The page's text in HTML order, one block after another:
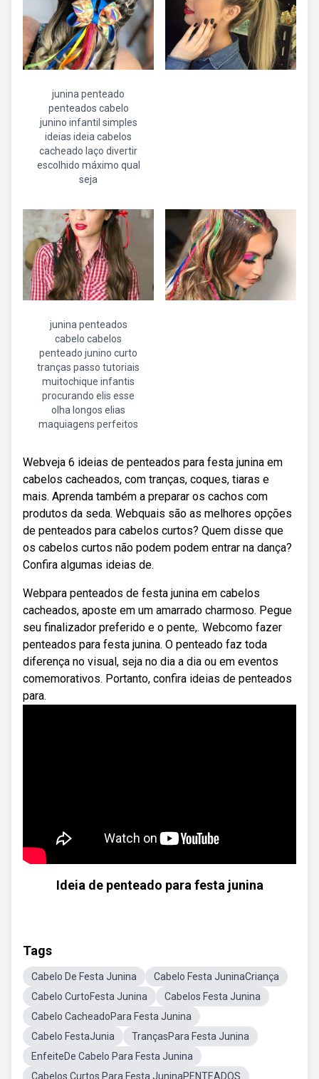
junina penteado
penteados cabelo
junino infantil simples
ideias ideia cabelos
cacheado laço divertir
escolhido máximo qual
seja
junina penteados
cabelo cabelos
penteado junino curto
tranças passo tutoriais
muitochique infantis
procurando elis esse
olha longos elias
maquiagens perfeitos
Webveja 6 ideias de penteados para festa junina em
cabelos cacheados, com tranças, coques, tiaras e
mais. Aprenda também a preparar os cachos com
produtos da seda. Webquais são as melhores opções
de penteados para cabelos curtos? Quem disse que
os cabelos curtos não podem podem entrar na dança?
Confira algumas ideias de.
Webpara penteados de festa junina em cabelos
cacheados, aposte em um amarrado charmoso. Pegue
seu finalizador preferido e o pente,. Webcomo fazer
penteados para festa junina. O penteado faz toda
diferença no visual, seja no dia a dia ou em eventos
comemorativos. Portanto, confira ideias de penteados
para.
Ideia de penteado para festa junina
Tags
Cabelo De Festa Junina
Cabelo Festa JuninaCriança
Cabelo CurtoFesta Junina
Cabelos Festa Junina
Cabelo CacheadoPara Festa Junina
Cabelo FestaJunia
TrançasPara Festa Junina
EnfeiteDe Cabelo Para Festa Junina
Cabelos Curtos Para Festa JuninaPENTEADOS